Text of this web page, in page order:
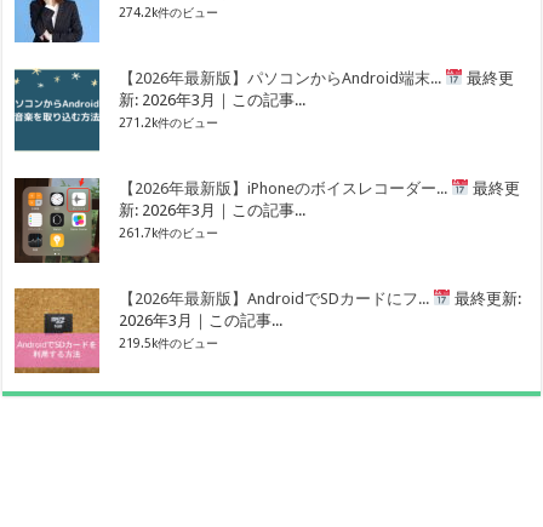
274.2k件のビュー
【2026年最新版】パソコンからAndroid端末...
最終更
新: 2026年3月｜この記事...
271.2k件のビュー
【2026年最新版】iPhoneのボイスレコーダー...
最終更
新: 2026年3月｜この記事...
261.7k件のビュー
【2026年最新版】AndroidでSDカードにフ...
最終更新:
2026年3月｜この記事...
219.5k件のビュー